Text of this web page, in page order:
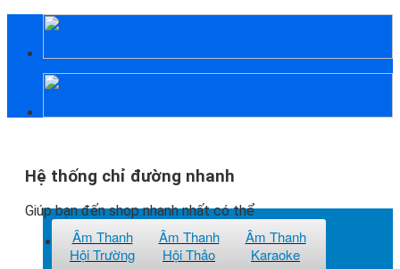
content
Hệ thống chỉ đường nhanh
Giúp bạn đến shop nhanh nhất có thể
ĐẾN Việt Hưng Audio
Âm Thanh
Hội Trường
Âm Thanh
Hội Thảo
Âm Thanh
Karaoke